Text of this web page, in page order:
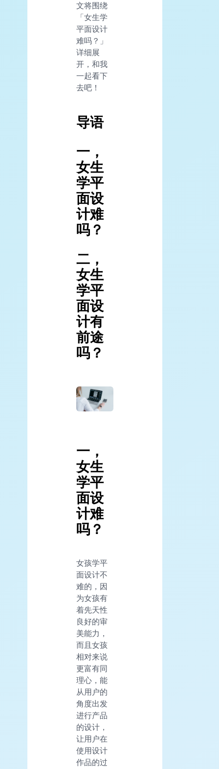
文将围绕
「女生学
平面设计
难吗？」
详细展
开，和我
一起看下
去吧！
导语
一，
女生
学平
面设
计难
吗？
二，
女生
学平
面设
计有
前途
吗？
一，
女生
学平
面设
计难
吗？
女孩学平
面设计不
难的，因
为女孩有
着先天性
良好的审
美能力，
而且女孩
相对来说
更富有同
理心，能
从用户的
角度出发
进行产品
的设计，
让用户在
使用设计
作品的过